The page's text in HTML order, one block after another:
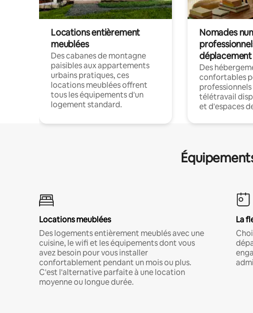
Locations entièrement
meublées
Des cabanes de montagne
paisibles aux appartements
urbains pratiques, ces
locations meublées offrent
tous les équipements d'un
logement standard.
Nomades
déplacement
Des
confortables
télétravail
et d'espaces
Locations meublées
Des logements entièrement meublés avec une
cuisine, le wifi et les équipements dont vous
avez besoin pour vous installer
confortablement pendant un mois ou plus.
C'est l'alternative parfaite à une location
moyenne ou longue durée.
La